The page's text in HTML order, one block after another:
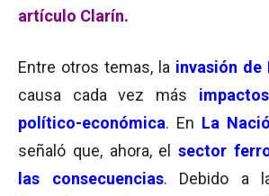
artículo Clarín.
Entre otros temas, la invasión de
causa cada vez más impactos
político-económica. En La
señaló que, ahora, elsector
las consecuencias. Debido a